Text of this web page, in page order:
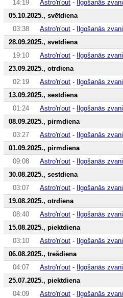
14:19
Astro'n'out - Ilgošanās zvani
05.10.2025., svētdiena
03:38
Astro'n'out - Ilgošanās zvani
28.09.2025., svētdiena
19:10
Astro'n'out - Ilgošanās zvani
23.09.2025., otrdiena
02:19
Astro'n'out - Ilgošanās zvani
13.09.2025., sestdiena
01:24
Astro'n'out - Ilgošanās zvani
08.09.2025., pirmdiena
03:27
Astro'n'out - Ilgošanās zvani
01.09.2025., pirmdiena
09:08
Astro'n'out - Ilgošanās zvani
30.08.2025., sestdiena
03:07
Astro'n'out - Ilgošanās zvani
19.08.2025., otrdiena
08:40
Astro'n'out - Ilgošanās zvani
15.08.2025., piektdiena
03:10
Astro'n'out - Ilgošanās zvani
06.08.2025., trešdiena
04:07
Astro'n'out - Ilgošanās zvani
25.07.2025., piektdiena
04:09
Astro'n'out - Ilgošanās zvani